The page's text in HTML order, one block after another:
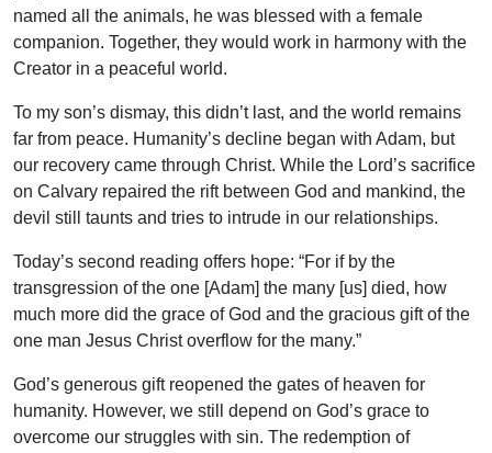
named all the animals, he was blessed with a female
companion. Together, they would work in harmony with the
Creator in a peaceful world.
To my son’s dismay, this didn’t last, and the world remains
far from peace. Humanity’s decline began with Adam, but
our recovery came through Christ. While the Lord’s sacrifice
on Calvary repaired the rift between God and mankind, the
devil still taunts and tries to intrude in our relationships.
Today’s second reading offers hope: “For if by the
transgression of the one [Adam] the many [us] died, how
much more did the grace of God and the gracious gift of the
one man Jesus Christ overflow for the many.”
God’s generous gift reopened the gates of heaven for
humanity. However, we still depend on God’s grace to
overcome our struggles with sin. The redemption of